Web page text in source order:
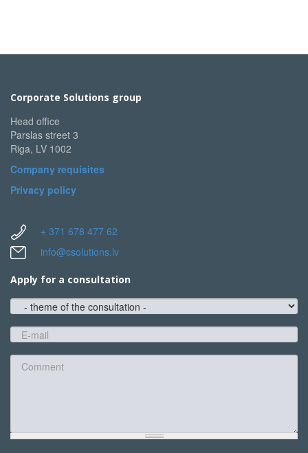
Corporate Solutions group
Head office
Parslas street 3
Riga, LV 1002
Company requisites
Privacy policy
+ 371 678 477 62
info@csolutions.lv
Apply for a consultation
theme
of
the
consultation
E-
mail